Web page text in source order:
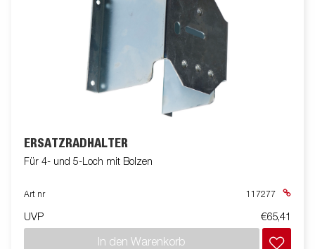
ERSATZRADHALTER
Für 4- und 5-Loch mit Bolzen
Art nr 117277
UVP €65,41
In den Warenkorb